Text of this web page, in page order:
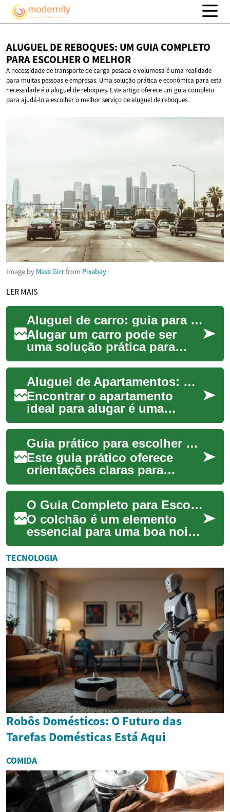
ALUGUEL DE REBOQUES: UM GUIA COMPLETO
PARA ESCOLHERO MELHOR
A necessidade de transporte de carga pesada e volumosa é uma realidade
para muitas pessoas e empresas. Uma solução prática e econômica para esta
necessidade é o aluguel de reboques. Este artigo oferece um guia completo
para ajudá-lo a escolher o melhor serviço de aluguel de reboques.
Image by Maxx Girrfrom Pixabay
LER MAIS
Aluguel de carro: guia para idosos e aposentados
Alugar um carro pode ser
uma solução prática para
quem deseja mobilidade,
viajar com conforto ou
manter independência...
Aluguel de Apartamentos: Guia Completo para Encontrar seu Novo Lar
Encontrar o apartamento
ideal para alugar é uma
decisão importante que
requer pesquisa e
planejamento cuidadoso. O
me...
Guia prático para escolher veículos premium por destino
Este guia prático oferece
orientações claras para
selecionar veículos premium
conforme o destino, cobrindo
frota, res...
O Guia Completo para Escolher o Colchão Perfeito
O colchão é um elemento
essencial para uma boa noite
de sono e,
consequentemente, para a
nossa saúde e bem-estar
gera...
TECNOLOGIA
Robôs Domésticos: O Futuro das
Tarefas Domésticas Está Aqui
COMIDA